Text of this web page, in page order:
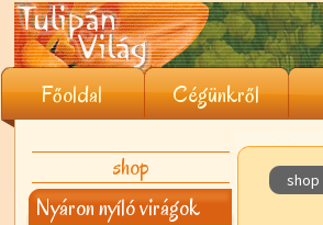
Főoldal Cégünkről
shop
Nyáron nyíló virágok
shop